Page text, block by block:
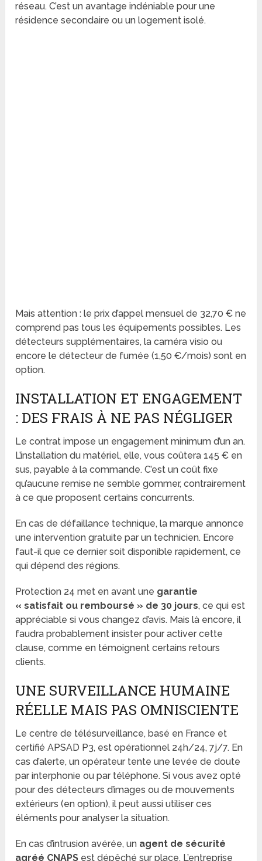
réseau. C’est un avantage indéniable pour une
résidence secondaire ou un logement isolé.
Mais attention : le prix d’appel mensuel de 32,70 € ne
comprend pas tous les équipements possibles. Les
détecteurs supplémentaires, la caméra visio ou
encore le détecteur de fumée (1,50 €/mois) sont en
option.
INSTALLATION ET ENGAGEMENT
: DES FRAIS À NE PAS NÉGLIGER
Le contrat impose un engagement minimum d’un an.
L’installation du matériel, elle, vous coûtera 145 € en
sus, payable à la commande. C’est un coût fixe
qu’aucune remise ne semble gommer, contrairement
à ce que proposent certains concurrents.
En cas de défaillance technique, la marque annonce
une intervention gratuite par un technicien. Encore
faut-il que ce dernier soit disponible rapidement, ce
qui dépend des régions.
Protection 24 met en avant une garantie
« satisfait ou remboursé » de 30 jours, ce qui est
appréciable si vous changez d’avis. Mais là encore, il
faudra probablement insister pour activer cette
clause, comme en témoignent certains retours
clients.
UNE SURVEILLANCE HUMAINE
RÉELLE MAIS PAS OMNISCIENTE
Le centre de télésurveillance, basé en France et
certifié APSAD P3, est opérationnel 24h/24, 7j/7. En
cas d’alerte, un opérateur tente une levée de doute
par interphonie ou par téléphone. Si vous avez opté
pour des détecteurs d’images ou de mouvements
extérieurs (en option), il peut aussi utiliser ces
éléments pour analyser la situation.
En cas d’intrusion avérée, un agent de sécurité
agréé CNAPS est dépêché sur place. L’entreprise